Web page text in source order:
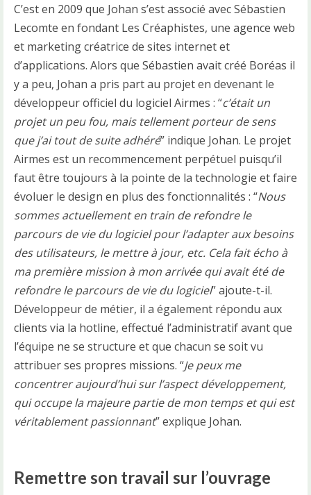
C’est en 2009 que Johan s’est associé avec Sébastien
Lecomte en fondant Les Créaphistes, une agence web
et marketing créatrice de sites internet et
d’applications. Alors que Sébastien avait créé Boréas il
y a peu, Johan a pris part au projet en devenant le
développeur officiel du logiciel Airmes : “c’était un
projet un peu fou, mais tellement porteur de sens
que j’ai tout de suite adhéré” indique Johan. Le projet
Airmes est un recommencement perpétuel puisqu’il
faut être toujours à la pointe de la technologie et faire
évoluer le design en plus des fonctionnalités : “Nous
sommes actuellement en train de refondre le
parcours de vie du logiciel pour l’adapter aux besoins
des utilisateurs, le mettre à jour, etc. Cela fait écho à
ma première mission à mon arrivée qui avait été de
refondre le parcours de vie du logiciel” ajoute-t-il.
Développeur de métier, il a également répondu aux
clients via la hotline, effectué l’administratif avant que
l’équipe ne se structure et que chacun se soit vu
attribuer ses propres missions. “Je peux me
concentrer aujourd’hui sur l’aspect développement,
qui occupe la majeure partie de mon temps et qui est
véritablement passionnant” explique Johan.
Remettre son travail sur l’ouvrage